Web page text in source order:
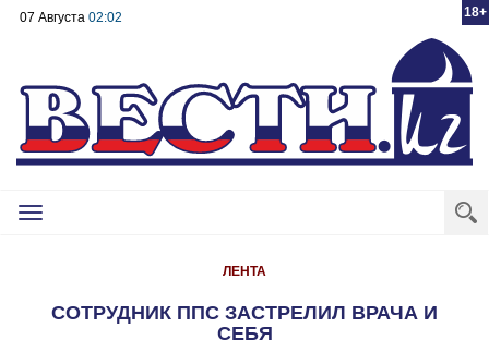
18+
07 Августа 02:02
Toggle
ЛЕНТА
СОТРУДНИК ППС ЗАСТРЕЛИЛ ВРАЧА И
СЕБЯ